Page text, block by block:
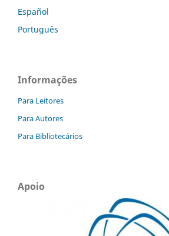
Español
Português
Informações
Para Leitores
Para Autores
Para Bibliotecários
Apoio